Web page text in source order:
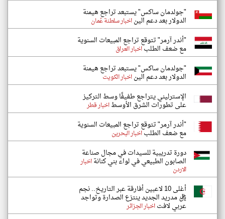
"جولدمان ساكس" يستبعد تراجع هيمنة
الدولار بعد دعم اليناخبار سلطنة عُمان
"أندر آرمر" تتوقع تراجع المبيعات السنوية
مع ضعف الطلباخبار العراق
"جولدمان ساكس" يستبعد تراجع هيمنة
الدولار بعد دعم اليناخبار الكويت
الإسترليني يتراجع طفيفًا وسط التركيز
على تطورات الشرق الأوسطاخبار قطر
"أندر آرمر" تتوقع تراجع المبيعات السنوية
مع ضعف الطلباخبار البحرين
دورة تدريبية للسيدات في مجال صناعة
الصابون الطبيعي في لواء بني كنانةاخبار
الاردن
أغلى 10 لاعبين أفارقة عبر التاريخ.. نجم
ريال مدريد الجديد ينتزع الصدارة وتواجد
عربي لافتاخبار الجزائر